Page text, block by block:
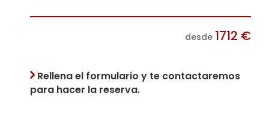
desde 1712 €
Rellena el formulario y te contactaremos
para hacer la reserva.